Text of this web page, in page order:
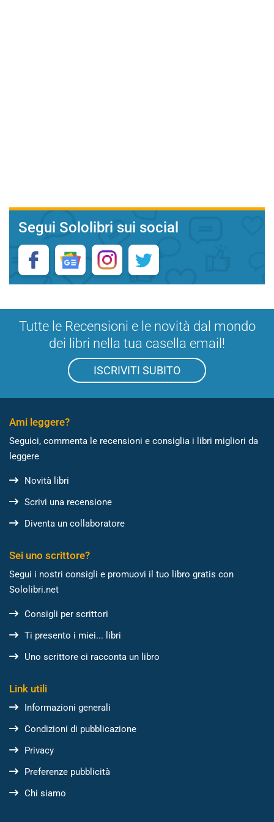
Segui Sololibri sui social
Tutte le Recensioni e le novità dal mondo
dei libri nella tua casella email!
ISCRIVITI SUBITO
Ami leggere?
Seguici, commenta le recensioni e consiglia i libri migliori da
leggere
Novità libri
Scrivi una recensione
Diventa un collaboratore
Sei uno scrittore?
Segui i nostri consigli e promuovi il tuo libro gratis con
Sololibri.net
Consigli per scrittori
Ti presento i miei... libri
Uno scrittore ci racconta un libro
Link utili
Informazioni generali
Condizioni di pubblicazione
Privacy
Preferenze pubblicità
Chi siamo